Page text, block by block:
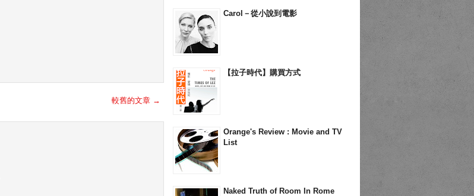
較舊的文章 →
Carol－從小說到電影
【拉子時代】購買方式
Orange's Review : Movie and TV
List
Naked Truth of Room In Rome